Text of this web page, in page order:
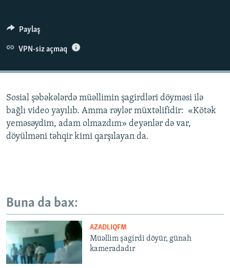
KARIKATURA
İSLAM VƏ DEMOKRATIYA
İZ - MƏDƏNIYYƏT PROQRAMI
PEŞƏ ETIKASI VƏ JURNALISTIKA STANDARTLARIMIZ
MATERIALLARIMIZDAN ISTIFADƏ
XƏBƏR BÜLLETENLƏRIMIZ
Paylaş
VPN-siz açmaq
Sosial şəbəkələrdə müəllimin şagirdləri döyməsi ilə
bağlı video yayılıb. Amma rəylər müxtəlifidir: «Kötək
yeməsəydim, adam olmazdım» deyənlər də var,
döyülməni təhqir kimi qarşılayan da.
Buna da bax:
AZADLIQFM
Müəllim şagirdi döyür, günah
kameradadır